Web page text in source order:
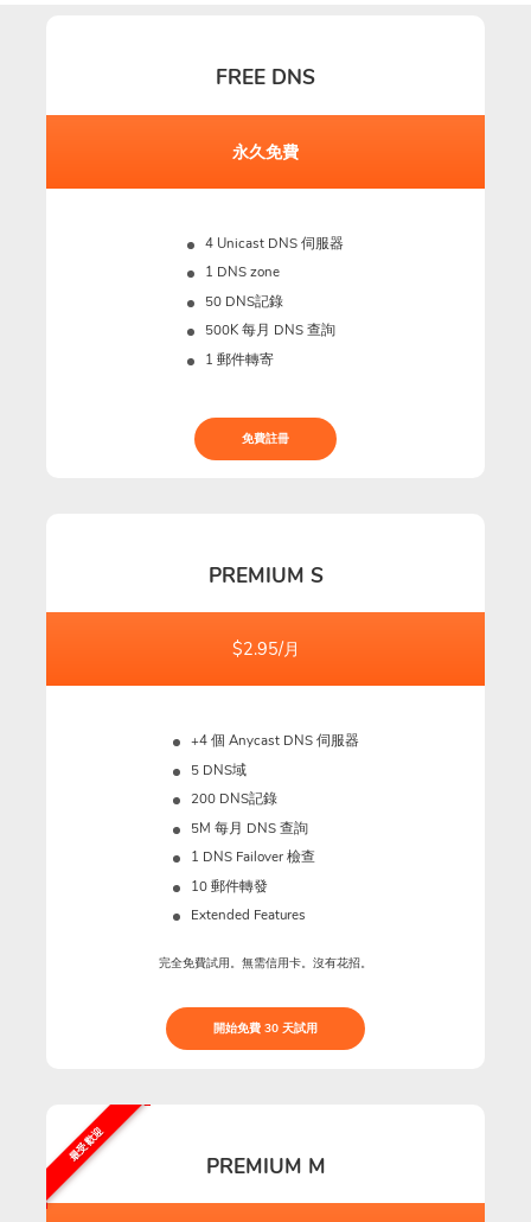
FREE DNS
永久免費
4 Unicast DNS 伺服器
1 DNS zone
50 DNS記錄
500K每月 DNS 查詢
1 郵件轉寄
免費註冊
PREMIUM S
$2.95/月
+4 個 Anycast DNS 伺服器
5 DNS域
200 DNS記錄
5M 每月 DNS 查詢
1 DNS Failover 檢查
10 郵件轉發
Extended Features
完全免費試用。無需信用卡。沒有花招。
開始免費 30 天試用
最受歡迎
PREMIUM M